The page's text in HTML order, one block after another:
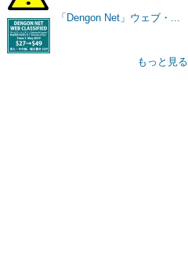
「Dengon Net」ウェブ・...
もっと見る